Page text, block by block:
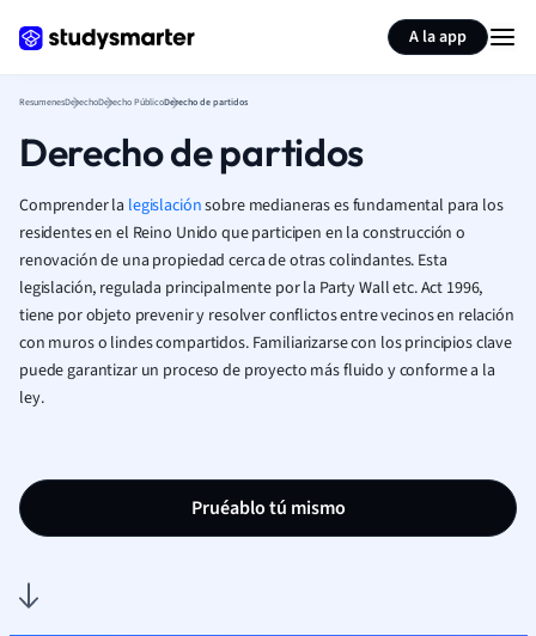
A la app
ResumenesDerechoDerecho PúblicoDerecho de partidos
Derecho de partidos
Comprender la legislaciónsobre medianeras es fundamental para los
residentes en el Reino Unido que participen en la construcción o
renovación de una propiedad cerca de otras colindantes. Esta
legislación, regulada principalmente por la Party Wall etc. Act 1996,
tiene por objeto prevenir y resolver conflictos entre vecinos en relación
con muros o lindes compartidos. Familiarizarse con los principios clave
puede garantizar un proceso de proyecto más fluido y conforme a la
ley.
Pruéablo tú mismo
Resumir página